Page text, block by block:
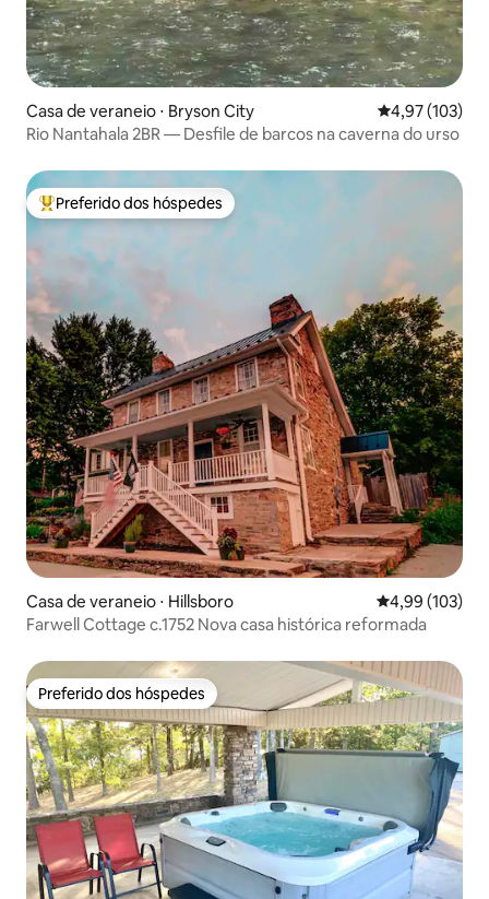
Casa de veraneio ⋅ Bryson City 4,97 de uma
4,97 (103)
Rio Nantahala 2BR — Desfile de barcos na caverna do urso
Entre os melhores preferidos dos hóspedes
Preferido dos hóspedes
Casa de veraneio ⋅ Hillsboro 4,99 de uma
4,99 (103)
Farwell Cottage c.1752 Nova casa histórica reformada
Preferido dos hóspedes
Preferido dos hóspedes